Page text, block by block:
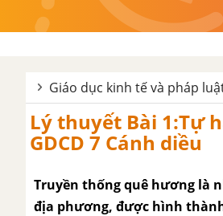
Giáo dục kinh tế và pháp
Lý thuyết Bài 1:Tự
GDCD 7 Cánh diều
Truyền thống quê hương là
địa phương, được hình